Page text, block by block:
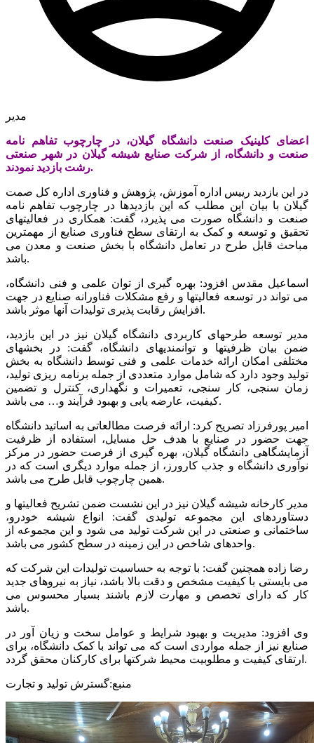
مدیر
اعضای کلینیک صنعت دانشگاه گیلان، در چارچوب تفاهم نامه
صنعت و دانشگاه، از شرکت صنایع شیشه گیلان در شهر صنعتی
رشت بازدید نمودند.
در این بازدید رییس اداره آموزش، پژوهش و فناوری اداره کل صمت
گیلان با بیان این مطلب که این بازدیدها در چارچوب تفاهم نامه
صنعت و دانشگاه صورت می پذیرد، گفت: همکاری در فعالیتهای
تحقیق و توسعه و کمک به ارتقای سطح فناوری صنایع از مهمترین
مباحث قابل طرح در تعامل دانشگاه با بخش صنعت و معدن می
باشد.
اسماعیل مقدس افزود: بهره گیری از توان علمی و فنی دانشگاه،
می تواند در توسعه فعالیتها و رفع مشکلات فناورانه صنایع در جهت
افزایش رقابت پذیری تولیدات آنها موثر باشد.
مدیر توسعه طرحهای کاربردی دانشگاه گیلان نیز در این بازدید،
ضمن بیان ظرفیتها و توانمندیهای دانشگاه، گفت: در بخشهای
مختلفی امکان ارائه خدمات علمی و فنی توسط دانشگاه به بخش
تولید وجود دارد که شامل موارد متعددی از جمله برنامه ریزی تولید،
زمان سنجی، کار سنجی، تعمیرات و نگهداری، کنترل و تضمین
کیفیت، عارضه یابی و بهبود فرآیند و… می باشد.
امیر پورفرزاد تصریح کرد: ارائه فرصت مطالعاتی به اساتید دانشگاه
جهت حضور در صنایع با هدف حل مسایل، استفاده از ظرفیت
آزمایشگاهی دانشگاه گیلان، بهره گیری از فرصت حضور در مرکز
نوآوری دانشگاه و جذب کارورز، از جمله موارد دیگری است که در
همین چارچوب قابل طرح می باشد.
مدیر کارخانه شیشه گیلان نیز در این نشست ضمن تشریح فعالیتها و
دستاوردهای این مجموعه تولیدی گفت: انواع شیشه خودرو،
ساختمانی و صنعتی در این شرکت تولید می شود و این مجموعه از
واحدهای شاخص در این زمینه در سطح کشور می باشد.
رضا زاده همچنین گفت: با توجه به حساسیت تولیدات این شرکت که
می بایستی با کیفیت مشخص و دقت بالا باشد، نیاز به نیروهای جدید
کار که دارای تخصص و مهارت لازم باشند بسیار محسوس می
باشد.
وی افزود: مدیریت و بهبود شرایط و عوامل سخت و زیان آور در
صنایع نیز از جمله مواردی است که می تواند با کمک دانشگاه، برای
ارتقای کیفیت و مطلوبیت محیط شرکتها برای کارکنان محقق گردد.
منبع:گسترش تولید و تجارت